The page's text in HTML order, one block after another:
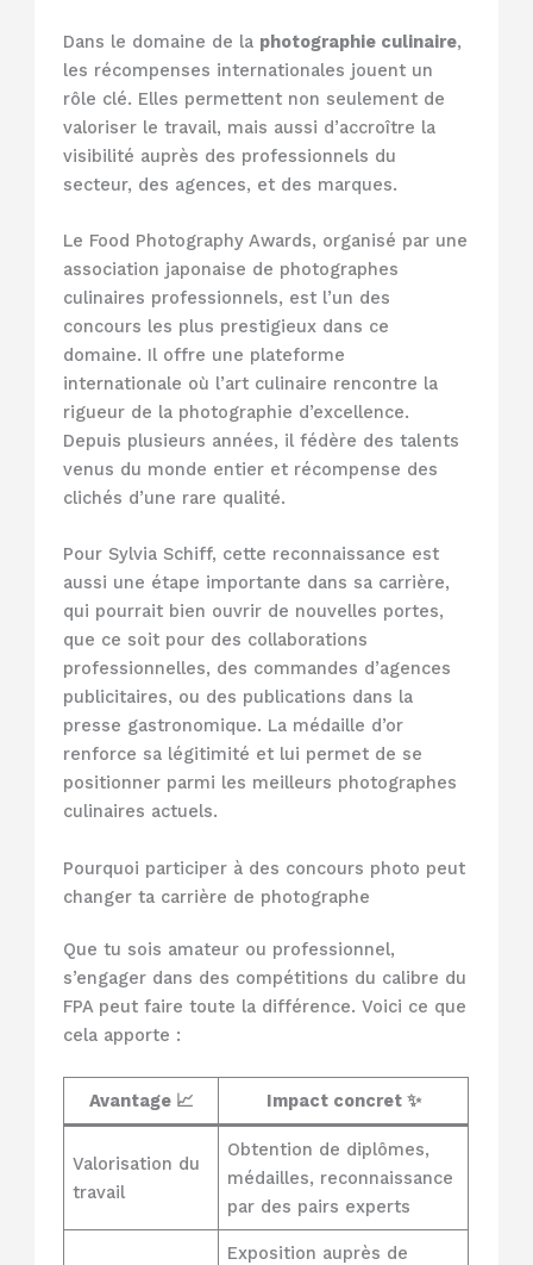
Dans le domaine de la photographie culinaire,
les récompenses internationales jouent un
rôle clé. Elles permettent non seulement de
valoriser le travail, mais aussi d’accroître la
visibilité auprès des professionnels du
secteur, des agences, et des marques.
Le Food Photography Awards, organisé par une
association japonaise de photographes
culinaires professionnels, est l’un des
concours les plus prestigieux dans ce
domaine. Il offre une plateforme
internationale où l’art culinaire rencontre la
rigueur de la photographie d’excellence.
Depuis plusieurs années, il fédère des talents
venus du monde entier et récompense des
clichés d’une rare qualité.
Pour Sylvia Schiff, cette reconnaissance est
aussi une étape importante dans sa carrière,
qui pourrait bien ouvrir de nouvelles portes,
que ce soit pour des collaborations
professionnelles, des commandes d’agences
publicitaires, ou des publications dans la
presse gastronomique. La médaille d’or
renforce sa légitimité et lui permet de se
positionner parmi les meilleurs photographes
culinaires actuels.
Pourquoi participer à des concours photo peut
changer ta carrière de photographe
Que tu sois amateur ou professionnel,
s’engager dans des compétitions du calibre du
FPA peut faire toute la différence. Voici ce que
cela apporte :
Avantage 📈 Impact concret ✨
Valorisation du
travail
Obtention de diplômes,
médailles, reconnaissance
par des pairs experts
Exposition auprès de